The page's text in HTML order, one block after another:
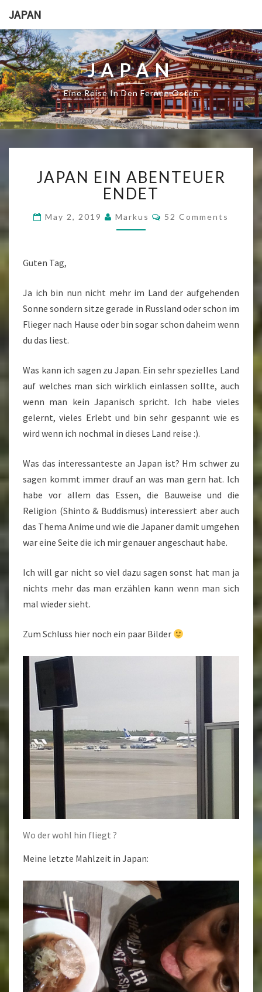
JAPAN
JAPAN
Eine Reise In Den Fernen Osten
EIN
ABENTEUER
ENDET
JAPAN EIN ABENTEUER
ENDET
May 2, 2019 Markus Comments
52 Comments
Guten Tag,
Ja ich bin nun nicht mehr im Land der aufgehenden
Sonne sondern sitze gerade in Russland oder schon im
Flieger nach Hause oder bin sogar schon daheim wenn
du das liest.
Was kann ich sagen zu Japan. Ein sehr spezielles Land
auf welches man sich wirklich einlassen sollte, auch
wenn man kein Japanisch spricht. Ich habe vieles
gelernt, vieles Erlebt und bin sehr gespannt wie es
wird wenn ich nochmal in dieses Land reise :).
Was das interessanteste an Japan ist? Hm schwer zu
sagen kommt immer drauf an was man gern hat. Ich
habe vor allem das Essen, die Bauweise und die
Religion (Shinto & Buddismus) interessiert aber auch
das Thema Anime und wie die Japaner damit umgehen
war eine Seite die ich mir genauer angeschaut habe.
Ich will gar nicht so viel dazu sagen sonst hat man ja
nichts mehr das man erzählen kann wenn man sich
mal wieder sieht.
Zum Schluss hier noch ein paar Bilder
Wo der wohl hin fliegt ?
Meine letzte Mahlzeit in Japan: